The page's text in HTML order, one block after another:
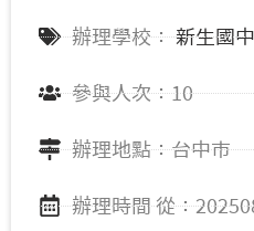
辦理學校： 新生國中
參與人次：10
辦理地點：台中市
辦理時間 從：